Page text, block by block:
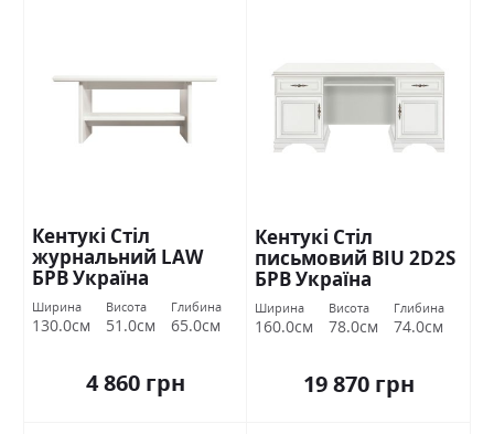
Кентукі Стіл
журнальний LAW
БРВ Україна
Ширина
130.0см
Висота
51.0см
Глибина
65.0см
4 860 грн
Кентукі Стіл
письмовий BIU 2D2S
БРВ Україна
Ширина
160.0см
Висота
78.0см
Глибина
74.0см
19 870 грн